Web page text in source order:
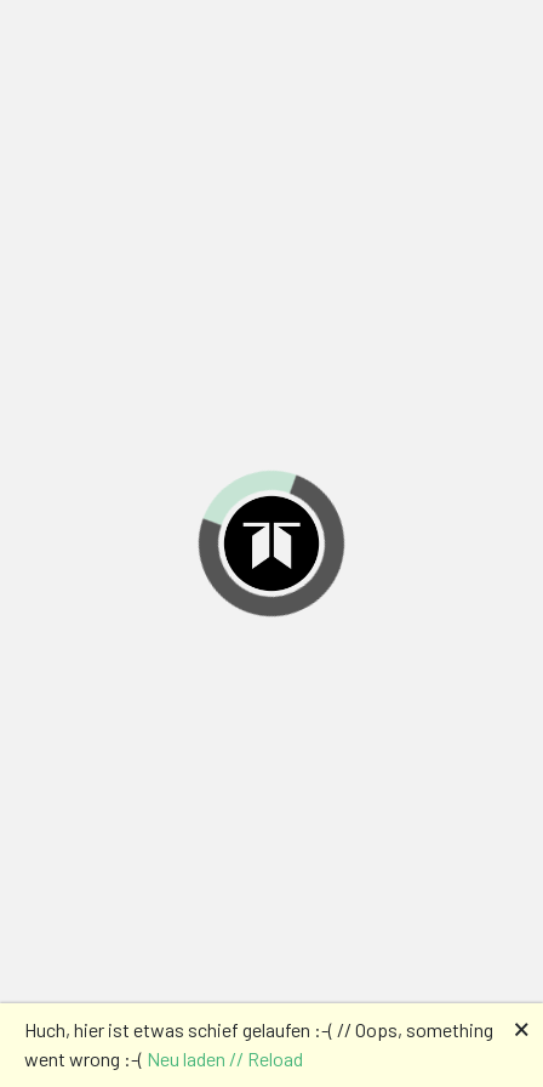
Huch, hier ist etwas schief gelaufen :-( // Oops, something
went wrong :-( Neu laden // Reload
🗙